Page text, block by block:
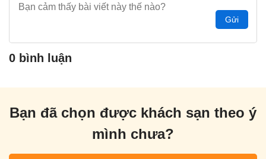
Gửi
0 bình luận
Bạn đã chọn được khách sạn theo ý
mình chưa?